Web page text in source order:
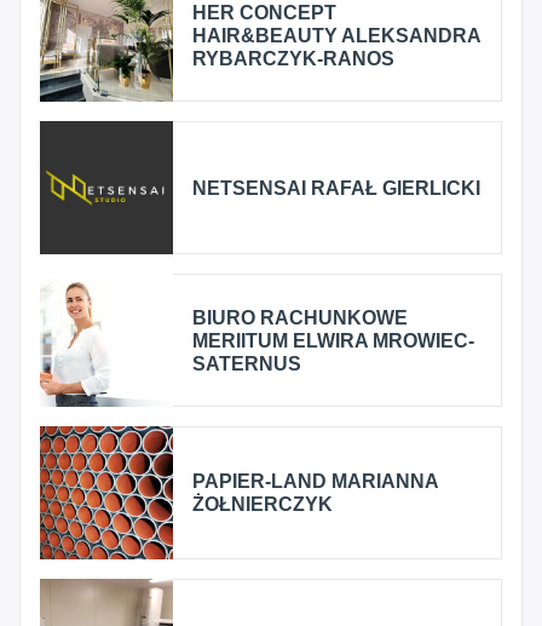
HER CONCEPT
HAIR&BEAUTY ALEKSANDRA
RYBARCZYK-RANOS
NETSENSAI RAFAŁ GIERLICKI
BIURO RACHUNKOWE
MERIITUM ELWIRA MROWIEC-
SATERNUS
PAPIER-LAND MARIANNA
ŻOŁNIERCZYK